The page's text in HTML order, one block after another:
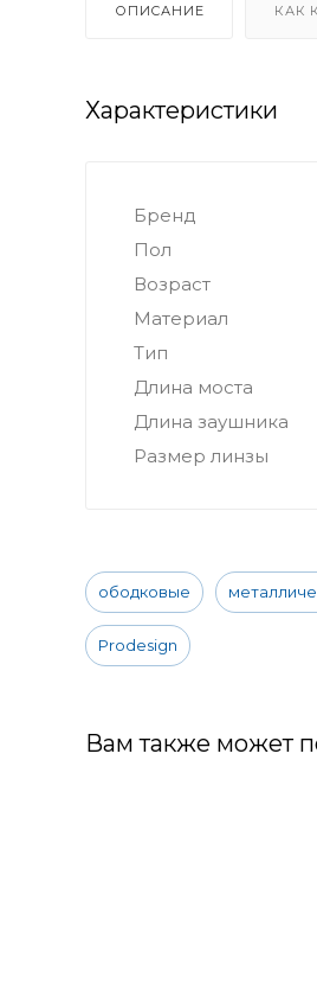
ОПИСАНИЕ КАК
Характеристики
Бренд
Пол
Возраст
Материал
Тип
Длина моста
Длина заушника
Размер линзы
ободковые
Prodesign
Вам также может